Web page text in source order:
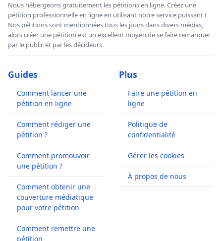
Nous hébergeons gratuitement les pétitions en ligne. Créez une
pétition professionnelle en ligne en utilisant notre service puissant !
Nos pétitions sont mentionnées tous les jours dans divers médias,
alors créer une pétition est un excellent moyen de se faire remarquer
par le public et par les décideurs.
Guides
Comment lancer une
pétition en ligne
Comment rédiger une
pétition ?
Comment promouvoir
une pétition ?
Comment obtenir une
couverture médiatique
pour votre pétition
Comment remettre une
pétition
Plus
Faire une pétition en
ligne
Politique de
confidentialité
Gérer les cookies
À propos de nous